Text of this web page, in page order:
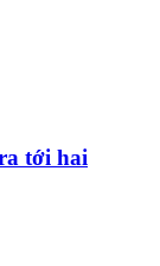
tới hai